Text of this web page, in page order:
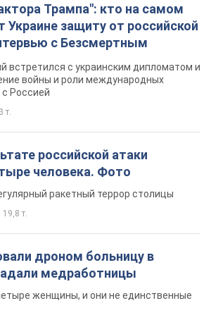
Трампа": кто на самом
Украине защиту от российской
с Безсмертным
встретился с украинским дипломатом и
войны и роли международных
Россией
т.
российской атаки
человека. Фото
ракетный террор столицы
19,8 т.
дроном больницу в
медработницы
женщины, и они не единственные